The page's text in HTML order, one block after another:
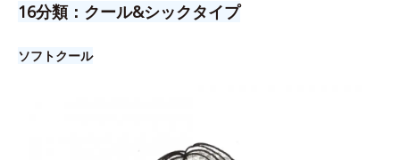
16分類：クール&シックタイプ
ソフトクール